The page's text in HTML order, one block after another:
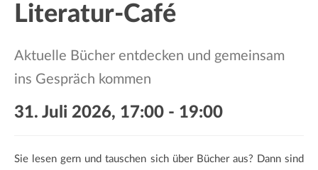
Literatur-Café
Aktuelle Bücher entdecken und gemeinsam
ins Gespräch kommen
31. Juli 2026, 17:00 - 19:00
Sie lesen gern und tauschen sich über Bücher aus? Dann sind